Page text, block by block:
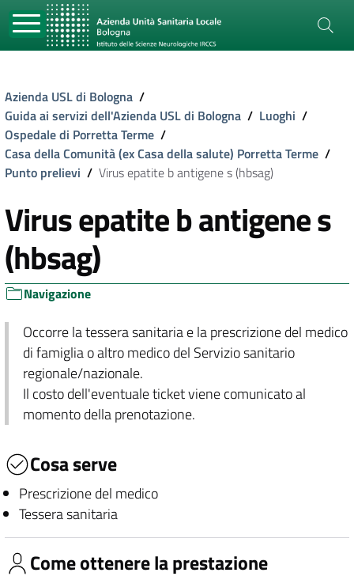
Azienda USL di Bologna /
Guida ai servizi dell'Azienda USL di Bologna / Luoghi /
Ospedale di Porretta Terme /
Casa della Comunità (ex Casa della salute) Porretta Terme /
Punto prelievi / Virus epatite b antigene s (hbsag)
Virus epatite b antigene s
(hbsag)
Navigazione
Occorre la tessera sanitaria e la prescrizione del medico
di famiglia o altro medico del Servizio sanitario
regionale/nazionale.
Il costo dell'eventuale ticket viene comunicato al
momento della prenotazione.
Cosa serve
Prescrizione del medico
Tessera sanitaria
Come ottenere la prestazione